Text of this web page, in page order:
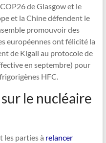
de Glasgow et le
et la Chine défendent le
promouvoir des
européennes ont félicité la
de Kigali au protocole de
en septembre) pour
HFC.
le nucléaire
les parties à relancer